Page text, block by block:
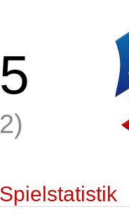
5
2)
Spielstatistik